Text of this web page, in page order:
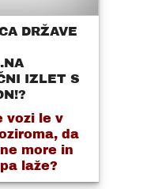
DRŽAVE
IZLET S
vozi le v
da
more in
laže?